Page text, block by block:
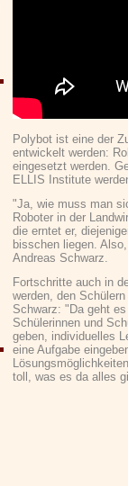
Polybot ist eine der
entwickelt werden:
eingesetzt werden.
ELLIS Institute
"Ja, wie muss man
Roboter in der
die erntet er,
bisschen liegen.
Andreas Schwarz.
Fortschritte auch in
werden, den
Schwarz: "Da geht
Schülerinnen und
geben, individuelles
eine Aufgabe
toll, was es da alles